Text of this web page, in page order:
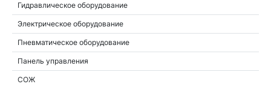
Гидравлическое оборудование
Электрическое оборудование
Пневматическое оборудование
Панель управления
СОЖ